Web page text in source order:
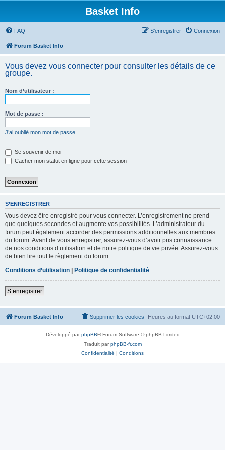
Basket Info
FAQ Connexion
S’enregistrer
Forum Basket Info
Vous devez vous connecter pour consulter les détails de ce
groupe.
Nom d’utilisateur :
Mot de passe :
J’ai oublié mon mot de passe
Se souvenir de moi
Cacher mon statut en ligne pour cette session
S’ENREGISTRER
Vous devez être enregistré pour vous connecter. L’enregistrement ne prend
que quelques secondes et augmente vos possibilités. L’administrateur du
forum peut également accorder des permissions additionnelles aux membres
du forum. Avant de vous enregistrer, assurez-vous d’avoir pris connaissance
de nos conditions d’utilisation et de notre politique de vie privée. Assurez-vous
de bien lire tout le règlement du forum.
Conditions d’utilisation | Politique de confidentialité
S’enregistrer
Forum Basket Info Heures au format UTC+02:00
Supprimer les cookies
Développé parphpBB® Forum Software © phpBB Limited
Traduit parphpBB-fr.com
Confidentialité | Conditions